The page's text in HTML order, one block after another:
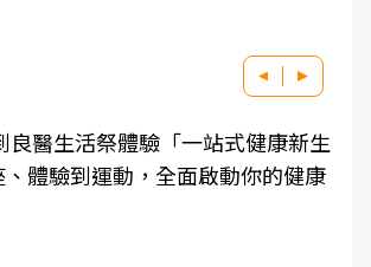
良醫生活祭體驗「一站式健康新生
體驗到運動，全面啟動你的健康